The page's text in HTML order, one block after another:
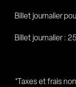
Billet journalier
Billet journalier :
*Taxes et frais